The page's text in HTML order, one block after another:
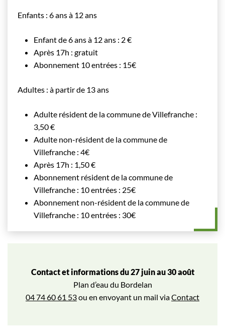
Enfants : 6 ans à 12 ans
Enfant de 6 ans à 12 ans : 2 €
Après 17h : gratuit
Abonnement 10 entrées : 15€
Adultes : à partir de 13 ans
Adulte résident de la commune de Villefranche :
3,50 €
Adulte non-résident de la commune de
Villefranche : 4€
Après 17h : 1,50 €
Abonnement résident de la commune de
Villefranche : 10 entrées : 25€
Abonnement non-résident de la commune de
Villefranche : 10 entrées : 30€
Contact et informations du 27 juin au 30 août
Plan d’eau du Bordelan
04 74 60 61 53ou en envoyant un mail viaContact